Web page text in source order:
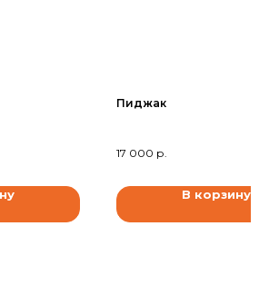
Пиджак
17 000 р.
В корзину